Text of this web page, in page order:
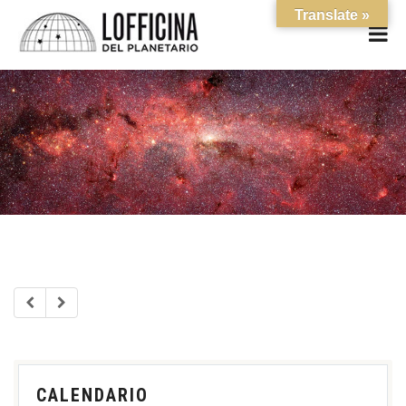
CALENDARIO
Translate »